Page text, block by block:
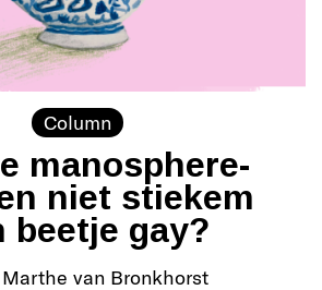
Column
manosphere-
niet stiekem
beetje gay?
Marthe van Bronkhorst